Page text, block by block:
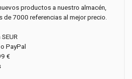
productos a nuestro almacén,
de 7000 referencias al mejor precio.
PayPal
€